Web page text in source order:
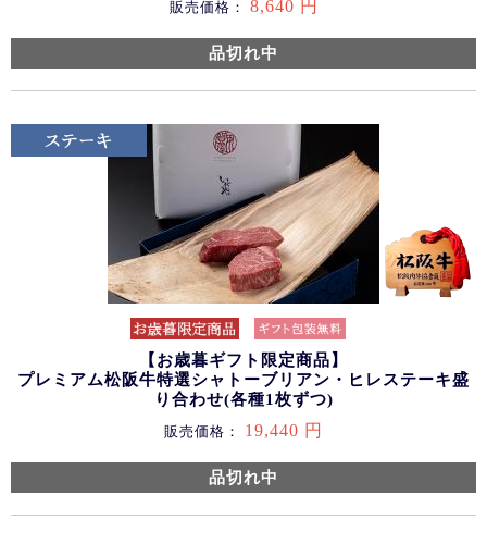
販売価格： 8,640 円
品切れ中
【お歳暮ギフト限定商品】
プレミアム松阪牛特選シャトーブリアン・ヒレステーキ盛
り合わせ(各種1枚ずつ)
販売価格： 19,440 円
品切れ中